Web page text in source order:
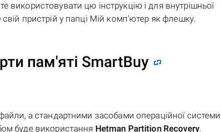
використовувати цю інструкцію і для внутрішньої
пристрій у папці Мій комп'ютер як флешку.
пам'яті SmartBuy
а стандартними засобами операційної системи
буде використання Hetman Partition Recovery.